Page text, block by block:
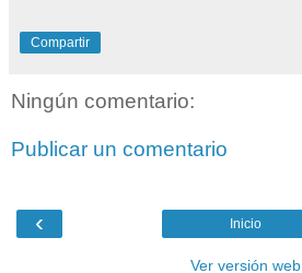
Compartir
Ningún comentario:
Publicar un comentario
‹ Inicio
Ver versión web